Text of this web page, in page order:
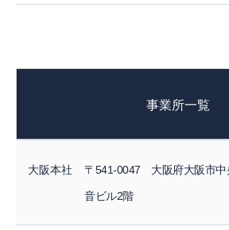
事業所一覧
大阪本社
〒541-0047 大阪府大阪市
音ビル2階